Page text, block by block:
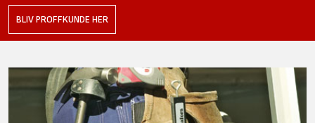
BLIV PROFFKUNDE HER